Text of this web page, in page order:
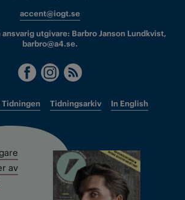
accent@iogt.se
utgivare: Barbro Janson Lundkvist,
barbro@a4.se.
Tidningen Tidningsarkiv In English
av